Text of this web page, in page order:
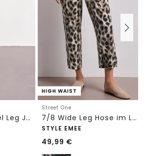
High Waist Barrel Leg Jeans im Loose Fit
HIGH WAIST
Street One
7/8 Wide Leg Hose im Loose Fit mit Print
STYLE EMEE
49,99 €